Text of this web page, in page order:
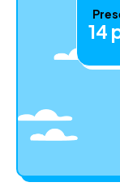
14